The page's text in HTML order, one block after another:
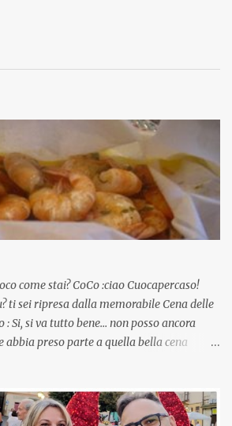
come stai? CoCo :ciao Cuocapercaso!
ti sei ripresa dalla memorabile Cena delle
: Si, si va tutto bene… non posso ancora
abbia preso parte a quella bella cena
Perchè io avrò ospiti e cerco degli spunti...
vero domenica prossima non preparo